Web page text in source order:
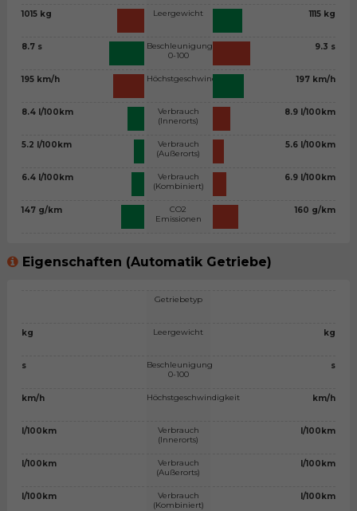
1015 kg
8.7 s
195 km/h
8.4 l/100km
5.2 l/100km
6.4 l/100km
147 g/km
Leergewicht
Beschleunigung
0-100
Höchstgeschwindigkeit
Verbrauch
(Innerorts)
Verbrauch
(Außerorts)
Verbrauch
(Kombiniert)
CO2
Emissionen
1115 kg
9.3 s
197 km/h
8.9 l/100km
5.6 l/100km
6.9 l/100km
160 g/km
Eigenschaften (Automatik Getriebe)
kg
s
km/h
l/100km
l/100km
l/100km
Getriebetyp
Leergewicht
Beschleunigung
0-100
Höchstgeschwindigkeit
Verbrauch
(Innerorts)
Verbrauch
(Außerorts)
Verbrauch
(Kombiniert)
kg
s
km/h
l/100km
l/100km
l/100km